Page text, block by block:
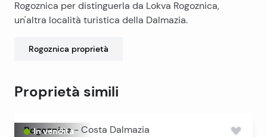
Rogoznica per distinguerla da Lokva Rogoznica,
un'altra località turistica della Dalmazia.
Rogoznica proprietà
Proprietà simili
In vendita
Rogoznica - Costa Dalmazia